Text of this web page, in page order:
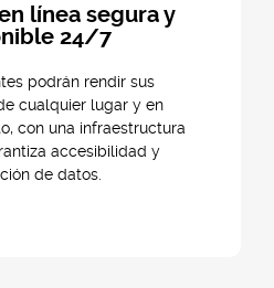
línea segura y
24/7
podrán rendir sus
cualquier lugar y en
con una infraestructura
accesibilidad y
de datos.